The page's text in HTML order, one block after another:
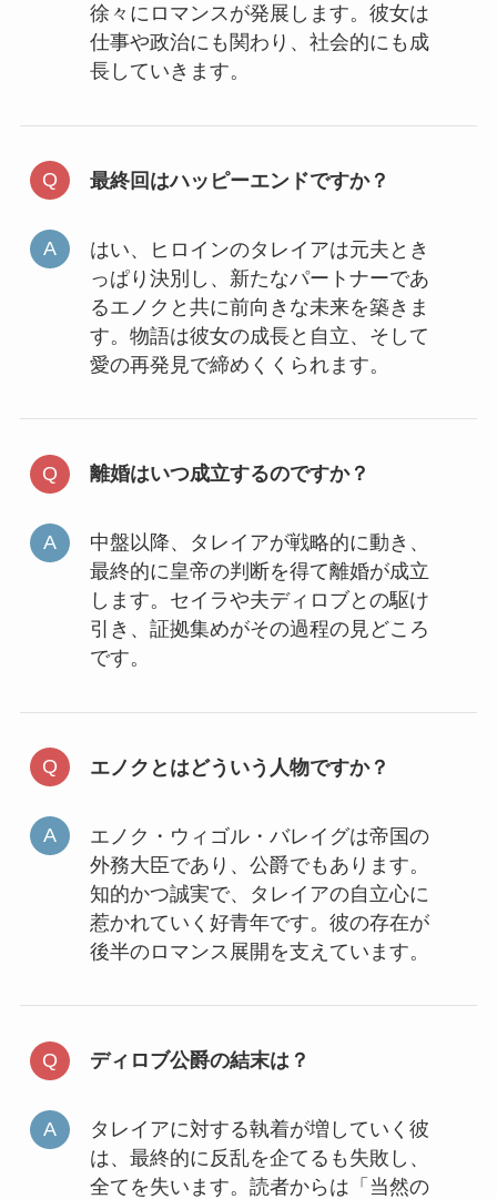
徐々にロマンスが発展します。彼女は
仕事や政治にも関わり、社会的にも成
長していきます。
最終回はハッピーエンドですか？
はい、ヒロインのタレイアは元夫とき
っぱり決別し、新たなパートナーであ
るエノクと共に前向きな未来を築きま
す。物語は彼女の成長と自立、そして
愛の再発見で締めくくられます。
離婚はいつ成立するのですか？
中盤以降、タレイアが戦略的に動き、
最終的に皇帝の判断を得て離婚が成立
します。セイラや夫ディロブとの駆け
引き、証拠集めがその過程の見どころ
です。
エノクとはどういう人物ですか？
エノク・ウィゴル・バレイグは帝国の
外務大臣であり、公爵でもあります。
知的かつ誠実で、タレイアの自立心に
惹かれていく好青年です。彼の存在が
後半のロマンス展開を支えています。
ディロブ公爵の結末は？
タレイアに対する執着が増していく彼
は、最終的に反乱を企てるも失敗し、
全てを失います。読者からは「当然の